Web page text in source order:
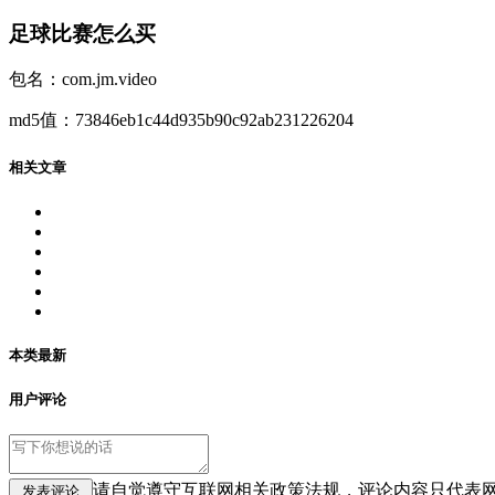
足球比赛怎么买
包名：com.jm.video
md5值：73846eb1c44d935b90c92ab231226204
相关文章
本类最新
用户评论
请自觉遵守互联网相关政策法规，评论内容只代表